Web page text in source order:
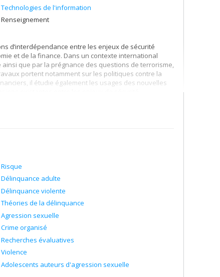
Technologies de l'information
Renseignement
d’interdépendance entre les enjeux de sécurité
et de la finance. Dans un contexte international
que par la prégnance des questions de terrorisme,
portent notamment sur les politiques contre la
il étudie également les usages des nouvelles
Risque
Délinquance adulte
Délinquance violente
Théories de la délinquance
Agression sexuelle
Crime organisé
Recherches évaluatives
Violence
Adolescents auteurs d'agression sexuelle